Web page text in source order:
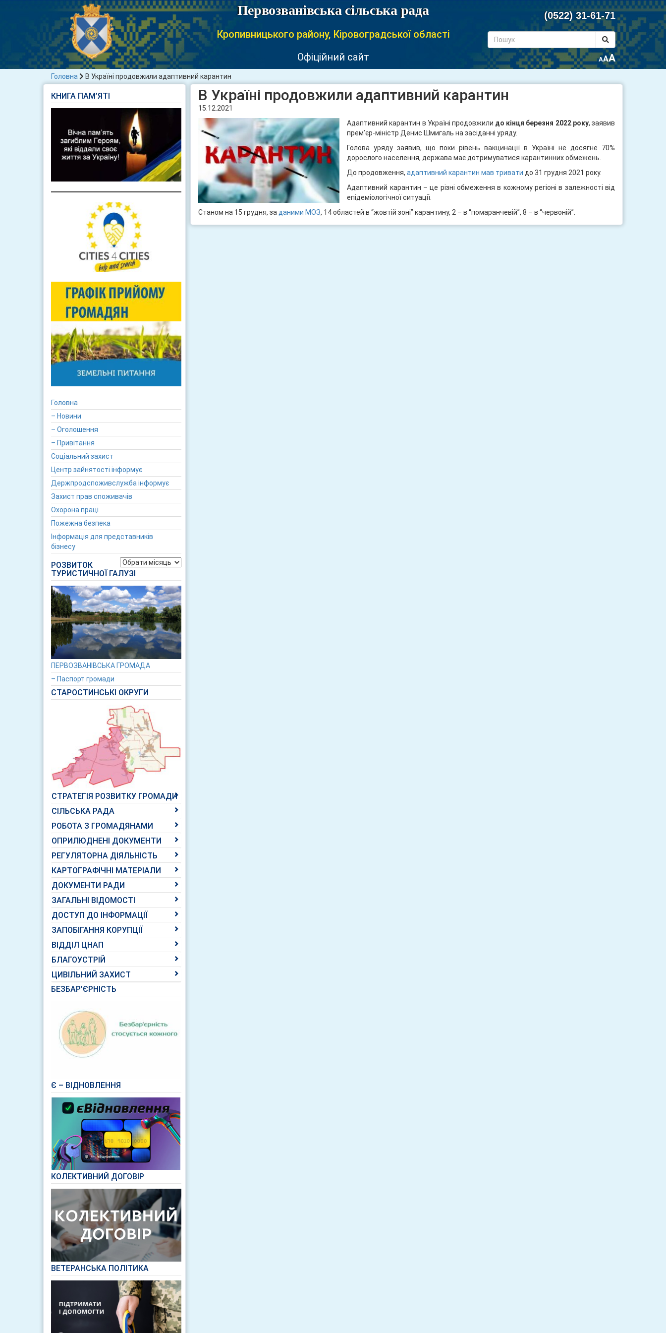
Первозванівська сільська рада
Кропивницького району, Кіровоградської області
Офіційний сайт
(0522) 31-61-71
AAA
Головна В Україні продовжили адаптивний карантин
КНИГА ПАМ’ЯТІ
Головна
– Новини
– Оголошення
– Привітання
Соціальний захист
Центр зайнятості інформує
Держпродспоживслужба інформує
Захист прав споживачів
Охорона праці
Пожежна безпека
Інформація для представників
бізнесу
Архіви
РОЗВИТОК
ТУРИСТИЧНОЇ ГАЛУЗІ
ПЕРВОЗВАНІВСЬКА ГРОМАДА
– Паспорт громади
СТАРОСТИНСЬКІ ОКРУГИ
СТРАТЕГІЯ РОЗВИТКУ ГРОМАДИ
СІЛЬСЬКА РАДА
РОБОТА З ГРОМАДЯНАМИ
ОПРИЛЮДНЕНІ ДОКУМЕНТИ
РЕГУЛЯТОРНА ДІЯЛЬНІСТЬ
КАРТОГРАФІЧНІ МАТЕРІАЛИ
ДОКУМЕНТИ РАДИ
ЗАГАЛЬНІ ВІДОМОСТІ
ДОСТУП ДО ІНФОРМАЦІЇ
ЗАПОБІГАННЯ КОРУПЦІЇ
ВІДДІЛ ЦНАП
БЛАГОУСТРІЙ
ЦИВІЛЬНИЙ ЗАХИСТ
БЕЗБАР’ЄРНІСТЬ
Є – ВІДНОВЛЕННЯ
КОЛЕКТИВНИЙ ДОГОВІР
ВЕТЕРАНСЬКА ПОЛІТИКА
В Україні продовжили адаптивний карантин
15.12.2021
Адаптивний карантин в Україні продовжили до кінця березня 2022 року, заявив
прем’єр-міністр Денис Шмигаль на засіданні уряду.
Голова уряду заявив, що поки рівень вакцинації в Україні не досягне 70%
дорослого населення, держава має дотримуватися карантинних обмежень.
До продовження,адаптивний карантин мав тривати до 31 грудня 2021 року.
Адаптивний карантин – це різні обмеження в кожному регіоні в залежності від
епідеміологічної ситуації.
Станом на 15 грудня, за даними МОЗ, 14 областей в “жовтій зоні” карантину, 2 – в “помаранчевій”, 8 – в “червоній”.